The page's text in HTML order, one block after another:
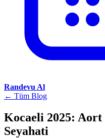
Randevu Al
← Tüm Blog
Kocaeli 2025: Aort
Seyahati